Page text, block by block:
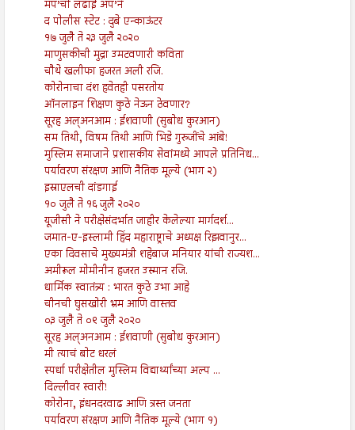
मॅप’ची लढाई अ‍ॅप’ने
द पोलीस स्टेट : दुबे एन्काऊंटर
१७ जुलै ते २३ जुलै २०२०
माणुसकीची मुद्रा उमटवणारी कविता
चौथे खलीफा हजरत अली रजि.
कोरोनाचा दंश हवेतही पसरतोय
ऑनलाइन शिक्षण कुठे नेऊन ठेवणार?
सूरह अल्अनआम : ईशवाणी (सुबोध कुरआन)
सम तिथी, विषम तिथी आणि भिडे गुरुजींचे आंबे!
मुस्लिम समाजाने प्रशासकीय सेवांमध्ये आपले प्रतिनिध...
पर्यावरण संरक्षण आणि नैतिक मूल्ये (भाग २)
इस्राएलची दांडगाई
१० जुलै ते १६ जुलै २०२०
यूजीसी ने परीक्षेसंदर्भात जाहीर केलेल्या मार्गदर्श...
जमात-ए-इस्लामी हिंद महाराष्ट्राचे अध्यक्ष रिझवानुर...
एका दिवसाचे मुख्यमंत्री शहेबाज मनियार यांची राज्यश...
अमीरूल मोमीनीन हजरत उस्मान रजि.
धार्मिक स्वातंत्र्य : भारत कुठे उभा आहे
चीनची घुसखोरी भ्रम आणि वास्तव
०३ जुलै ते ०९ जुलै २०२०
सूरह अल्अनआम : ईशवाणी (सुबोध कुरआन)
मी त्याचं बोट धरलं
स्पर्धा परीक्षेतील मुस्लिम विद्यार्थ्यांच्या अल्प ...
दिल्लीवर स्वारी!
कोरोना, इंधनदरवाढ आणि त्रस्त जनता
पर्यावरण संरक्षण आणि नैतिक मूल्ये (भाग १)